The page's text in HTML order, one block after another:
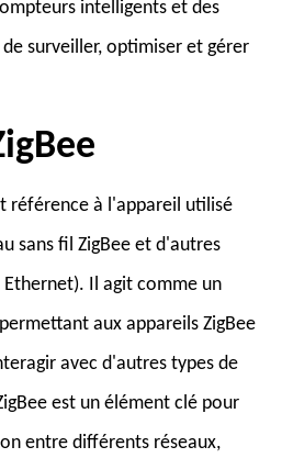
intelligents et des
surveiller, optimiser et gérer
référence à l'appareil utilisé
sans fil ZigBee et d'autres
Ethernet). Il agit comme un
aux appareils ZigBee
avec d'autres types de
est un élément clé pour
entre différents réseaux,